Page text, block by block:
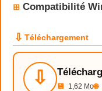
⊞ Compatibilité
⇩ Téléchargement
⇩ 💾 1,62 Mo🌐